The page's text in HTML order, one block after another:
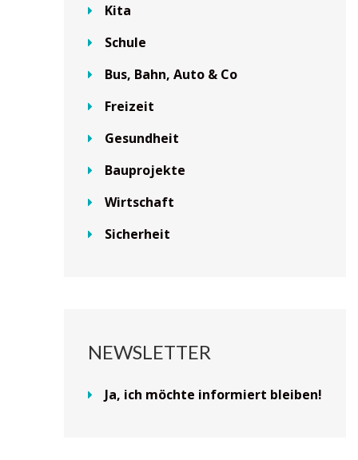
Kita
Schule
Bus, Bahn, Auto & Co
Freizeit
Gesundheit
Bauprojekte
Wirtschaft
Sicherheit
NEWSLETTER
Ja, ich möchte informiert bleiben!